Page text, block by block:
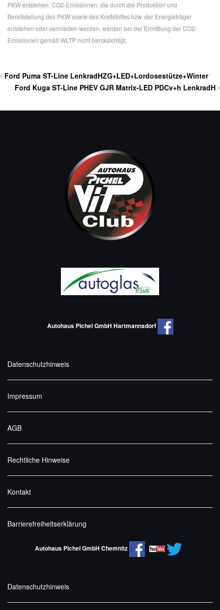
PKW entstehen. CO2-Emissionen, die durch die Produktion und
Bereitstellung des PKW sowie des Kraftstoffes bzw. der Energieträger
entstehen oder vermieden werden, werden bei der Ermittlung der CO2-
Emissionen gemäß WLTP nicht bercksichtigt.
Ford Puma ST-Line LenkradHZG+LED+Lordosestütze+Winter
Ford Kuga ST-Line PHEV GJR Matrix-LED PDCv+h LenkradH
Autohaus Pichel GmbH Hartmannsdorf
Datenschutzhinweis
Impressum
AGB
Rechtliche Hinweise
Kontakt
Barrierefreiheitserklärung
Autohaus Pichel GmbH Chemnitz
Datenschutzhinweis